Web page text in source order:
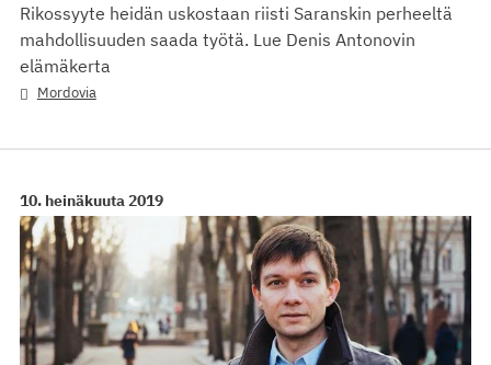
Rikossyyte heidän uskostaan riisti Saranskin perheeltä
mahdollisuuden saada työtä. Lue Denis Antonovin
elämäkerta
Mordovia
10. heinäkuuta 2019